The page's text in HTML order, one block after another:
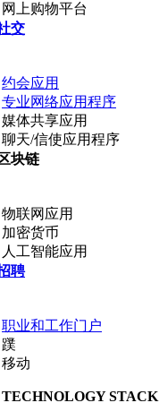
网上购物平台
交
约会应用
专业网络应用程序
媒体共享应用
聊天/信使应用程序
块链
物联网应用
加密货币
人工智能应用
聘
职业和工作门户
蹼
移动
TECHNOLOGY STACK